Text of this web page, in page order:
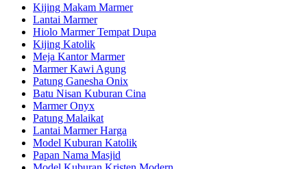
Kijing Makam Marmer
Lantai Marmer
Hiolo Marmer Tempat Dupa
Kijing Katolik
Meja Kantor Marmer
Marmer Kawi Agung
Patung Ganesha Onix
Batu Nisan Kuburan Cina
Marmer Onyx
Patung Malaikat
Lantai Marmer Harga
Model Kuburan Katolik
Papan Nama Masjid